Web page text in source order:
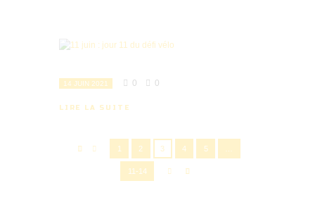
14 JUIN 2021 0 0
LIRE LA SUITE
1 2 3 4 5
11-14